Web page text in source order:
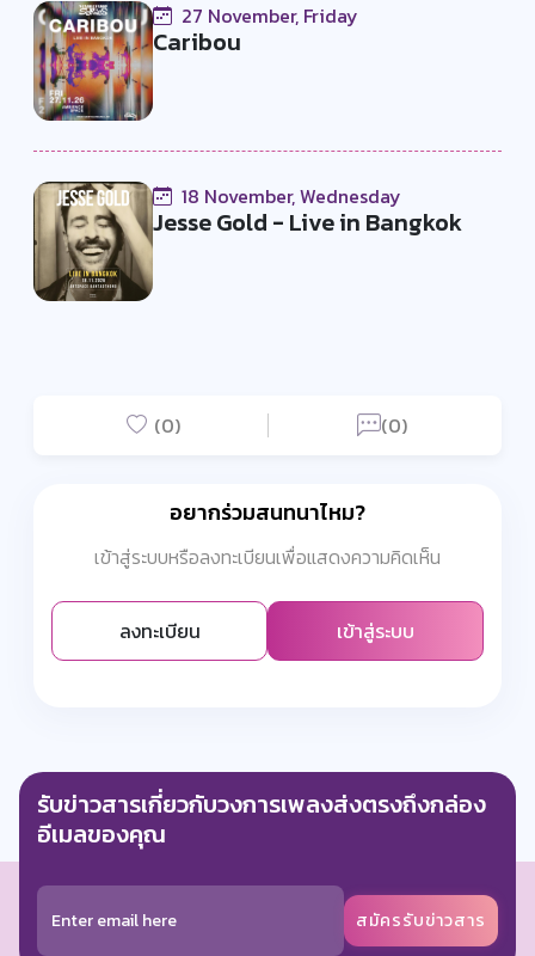
27 November, Friday
Caribou
18 November, Wednesday
Jesse Gold - Live in Bangkok
(0) (0)
อยากร่วมสนทนาไหม?
เข้าสู่ระบบหรือลงทะเบียนเพื่อแสดงความคิดเห็น
ลงทะเบียน เข้าสู่ระบบ
รับข่าวสารเกี่ยวกับวงการเพลงส่งตรงถึงกล่อง
อีเมลของคุณ
สมัครรับข่าวสาร